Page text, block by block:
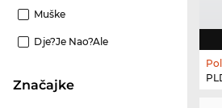
Muške
Dje?je Nao?ale
Značajke